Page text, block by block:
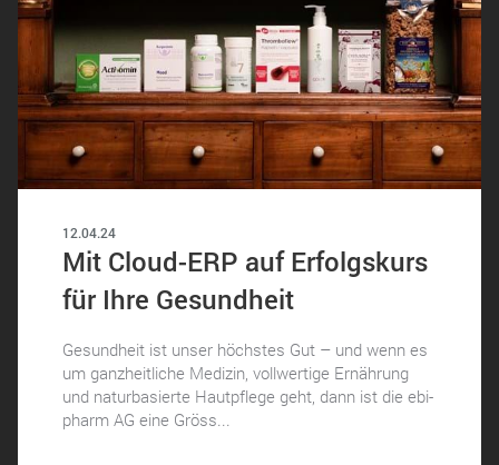
12.04.24
Mit Cloud-ERP auf Erfolgskurs
für Ihre Gesundheit
Gesundheit ist unser höchstes Gut – und wenn es
um ganzheitliche Medizin, vollwertige Ernährung
und naturbasierte Hautpflege geht, dann ist die ebi-
pharm AG eine Gröss...